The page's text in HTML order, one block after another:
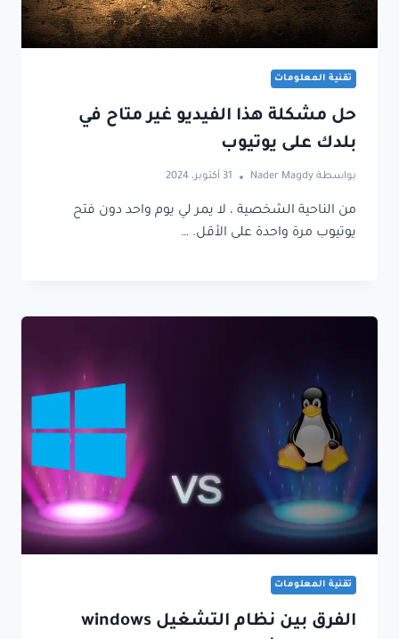
تقنية المعلومات
حل مشكلة هذا الفيديو غير متاح في
بلدك على يوتيوب
بواسطة Nader Magdy 31 أكتوبر، 2024
من الناحية الشخصية ، لا يمر لي يوم واحد دون فتح
يوتيوب مرة واحدة على الأقل. …
تقنية المعلومات
الفرق بين نظام التشغيل windows